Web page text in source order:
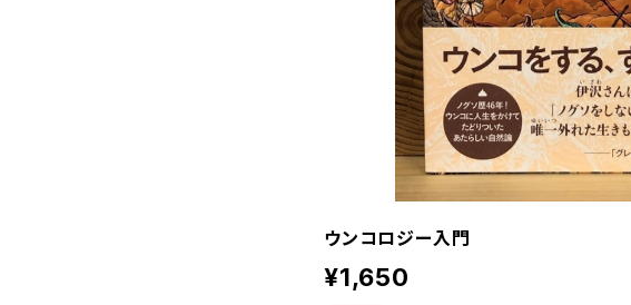
ウンコロジー入門
¥1,650